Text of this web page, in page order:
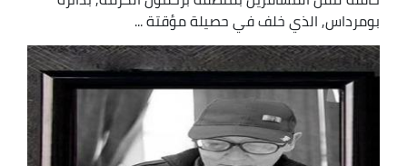
بومرداس, الذي خلف في حصيلة مؤقتة ...